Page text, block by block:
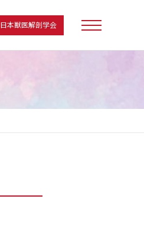
日本獣医解剖学会